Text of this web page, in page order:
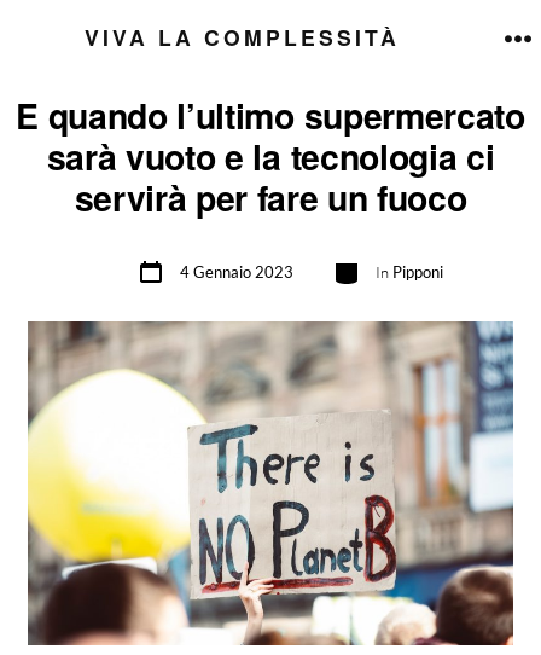
VIVA LA COMPLESSITÀ
E quando l’ultimo supermercato
sarà vuoto e la tecnologia ci
servirà per fare un fuoco
Data
articolo4 Gennaio 2023 Categorie
In Pipponi